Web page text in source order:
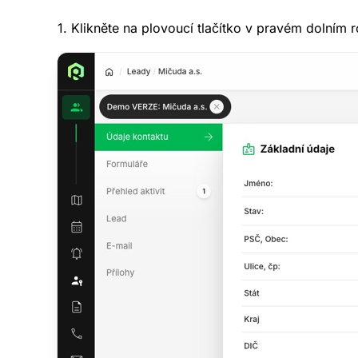
1. Klikněte na plovoucí tlačítko v pravém dolním